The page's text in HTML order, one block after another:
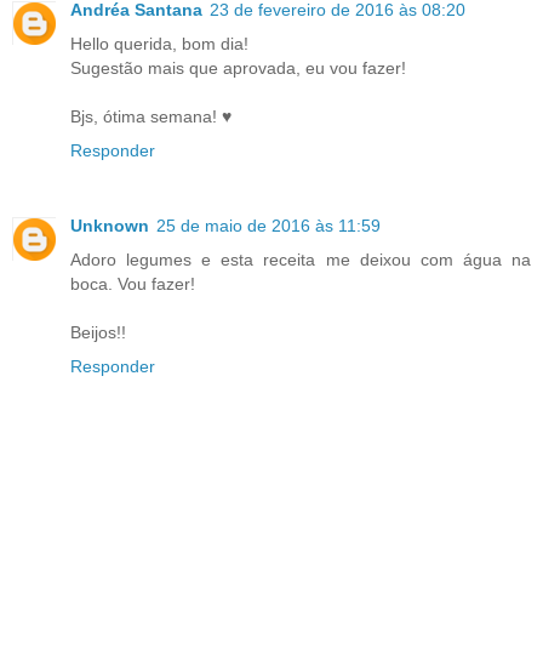
Andréa Santana 23 de fevereiro de 2016 às 08:20
Hello querida, bom dia!
Sugestão mais que aprovada, eu vou fazer!
Bjs, ótima semana! ♥
Responder
Unknown 25 de maio de 2016 às 11:59
Adoro legumes e esta receita me deixou com água na
boca. Vou fazer!
Beijos!!
Responder